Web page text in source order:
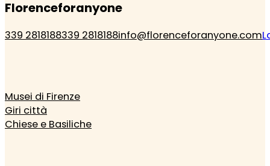
Florenceforanyone
339 2818188339 2818188info@florenceforanyone.com
Musei di Firenze
Giri città
Chiese e Basiliche